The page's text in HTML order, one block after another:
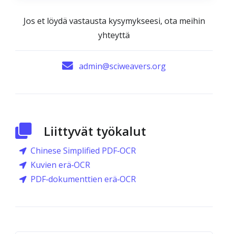
Jos et löydä vastausta kysymykseesi, ota meihin
yhteyttä
admin@sciweavers.org
Liittyvät työkalut
Chinese Simplified PDF‑OCR
Kuvien erä‑OCR
PDF‑dokumenttien erä‑OCR